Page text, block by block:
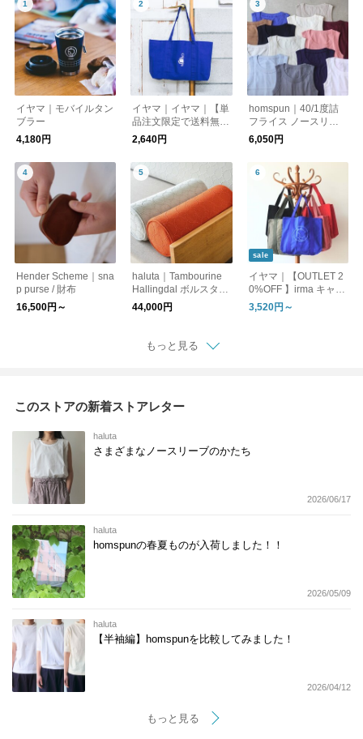
イヤマ｜モバイルタン
ブラー
4,180円
イヤマ｜イヤマ｜【単
品注文限定で送料無
料】ブルートートバッ
グ
2,640円
homspun｜40/1度詰
フライス ノースリー
ブ / タンクトップ
6,050円
Hender Scheme｜sna
p purse / 財布
16,500円～
haluta｜Tambourine
Hallingdal ボルスター
クッション small
44,000円
sale
イヤマ｜【OUTLET 2
0%OFF 】irma キャン
バストートバッグ 各
種
3,520円～
もっと見る
このストアの新着ストアレター
haluta
さまざまなノースリーブのかたち
2026/06/17
haluta
homspunの春夏ものが入荷しました！！
2026/05/09
haluta
【半袖編】homspunを比較してみました！
2026/04/12
もっと見る